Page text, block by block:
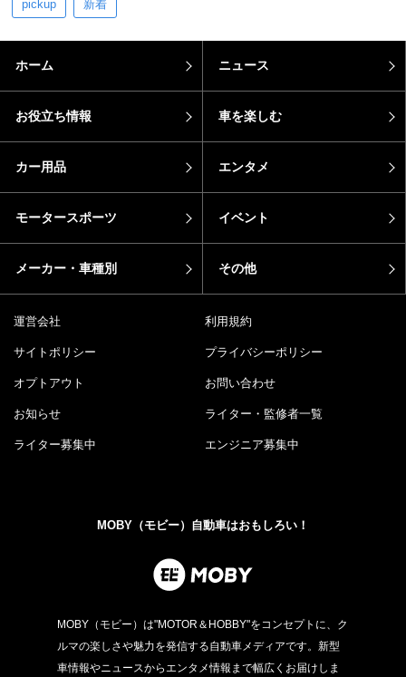
pickup 新着
ホーム ニュース
お役立ち情報 車を楽しむ
カー用品 エンタメ
モータースポーツ イベント
メーカー・車種別 その他
運営会社 利用規約
サイトポリシー プライバシーポリシー
オプトアウト お問い合わせ
お知らせ ライター・監修者一覧
ライター募集中 エンジニア募集中
MOBY（モビー）自動車はおもしろい！
MOBY（モビー）は"MOTOR＆HOBBY"をコンセプトに、ク
ルマの楽しさや魅力を発信する自動車メディアです。新型
車情報やニュースからエンタメ情報まで幅広くお届けしま